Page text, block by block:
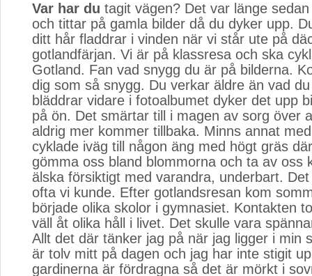
Var har du tagit vägen? Det var länge
och tittar på gamla bilder då du dyker upp.
ditt hår fladdrar i vinden när vi står ute på
gotlandfärjan. Vi är på klassresa och ska
Gotland. Fan vad snygg du är på bilderna.
dig som så snygg. Du verkar äldre än vad
bläddrar vidare i fotoalbumet dyker det upp
på ön. Det smärtar till i magen av sorg över
aldrig mer kommer tillbaka. Minns annat
cyklade iväg till någon äng med högt gräs
gömma oss bland blommorna och ta av oss
älska försiktigt med varandra, underbart.
ofta vi kunde. Efter gotlandsresan kom
började olika skolor i gymnasiet. Kontakten
väll åt olika håll i livet. Det skulle vara
Allt det där tänker jag på när jag ligger i min
är tolv mitt på dagen och jag har inte stigit
gardinerna är fördragna så det är mörkt i